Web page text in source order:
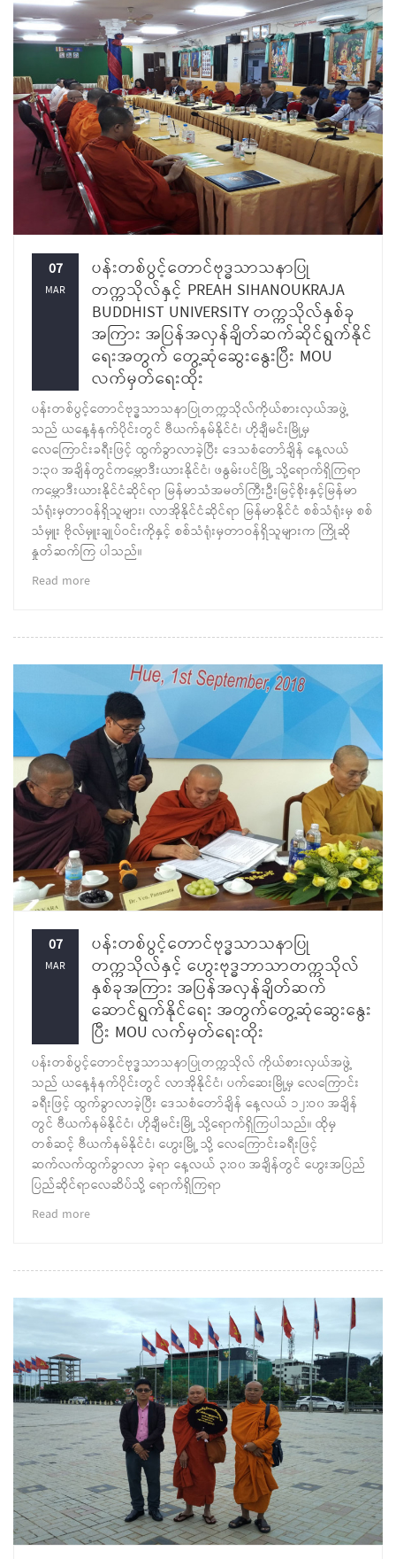
07
MAR
ပန်းတစ်ပွင့်တောင်ဗုဒ္ဓသာသနာပြု
တက္ကသိုလ်နှင့် PREAH SIHANOUKRAJA
BUDDHIST UNIVERSITY တက္ကသိုလ်နှစ်ခု
အကြား အပြန်အလှန်ချိတ်ဆက်ဆိုင်ရွက်နိုင်
ရေးအတွက် တွေ့ဆုံဆွေးနွေးပြီး MOU
လက်မှတ်ရေးထိုး
ပန်းတစ်ပွင့်တောင်ဗုဒ္ဓသာသနာပြုတက္ကသိုလ်ကိုယ်စားလှယ်အဖွဲ့
သည် ယနေ့နံနက်ပိုင်းတွင် ဗီယက်နမ်နိုင်ငံ၊ ဟိုချီမင်းမြို့မှ
လေကြောင်းခရီးဖြင့် ထွက်ခွာလာခဲ့ပြီး ဒေသစံတော်ချိန် နေ့လယ်
၁:၃၀ အချိန်တွင်ကမ္ဘောဒီးယားနိုင်ငံ၊ ဖနွမ်းပင်မြို့ သို့ရောက်ရှိကြရာ
ကမ္ဘောဒီးယားနိုင်ငံဆိုင်ရာ မြန်မာသံအမတ်ကြီးဦးမြင့်စိုးနှင့်မြန်မာ
သံရုံးမှတာဝန်ရှိသူများ၊ လာအိုနိုင်ငံဆိုင်ရာ မြန်မာနိုင်ငံ စစ်သံရုံးမှ စစ်
သံမှူး ဗိုလ်မှူးချုပ်ဝင်းကိုနှင့် စစ်သံရုံးမှတာဝန်ရှိသူများက ကြိုဆို
နှုတ်ဆက်ကြ ပါသည်။
Read more
07
MAR
ပန်းတစ်ပွင့်တောင်ဗုဒ္ဓသာသနာပြု
တက္ကသိုလ်နှင့် ဟွေးဗုဒ္ဓဘာသာတက္ကသိုလ်
နှစ်ခုအကြား အပြန်အလှန်ချိတ်ဆက်
ဆောင်ရွက်နိုင်ရေး အတွက်တွေ့ဆုံဆွေးနွေး
ပြီး MOU လက်မှတ်ရေးထိုး
ပန်းတစ်ပွင့်တောင်ဗုဒ္ဓသာသနာပြုတက္ကသိုလ် ကိုယ်စားလှယ်အဖွဲ့
သည် ယနေ့နံနက်ပိုင်းတွင် လာအိုနိုင်ငံ၊ ပက်ဆေးမြို့မှ လေကြောင်း
ခရီးဖြင့် ထွက်ခွာလာခဲ့ပြီး ဒေသစံတော်ချိန် နေ့လယ် ၁၂:ဝ၀ အချိန်
တွင် ဗီယက်နမ်နိုင်ငံ၊ ဟိုချီမင်းမြို့ သို့ရောက်ရှိကြပါသည်။ ထိုမှ
တစ်ဆင့် ဗီယက်နမ်နိုင်ငံ၊ ဟွေးမြို့ သို့ လေကြောင်းခရီးဖြင့်
ဆက်လက်ထွက်ခွာလာ ခဲ့ရာ နေ့လယ် ၃:ဝ၀ အချိန်တွင် ဟွေးအပြည်
ပြည်ဆိုင်ရာလေဆိပ်သို့ ရောက်ရှိကြရာ
Read more